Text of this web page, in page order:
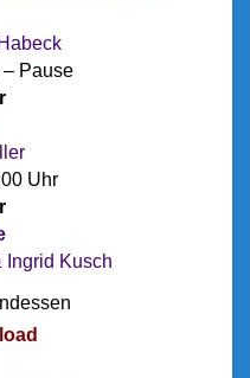
– Pause
Uhr
Ingrid Kusch